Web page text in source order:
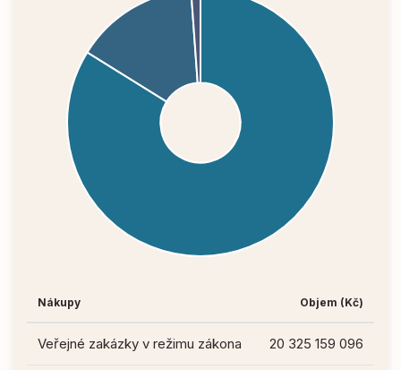
Nákupy Objem (Kč)
Veřejné zakázky v režimu zákona 20 325 159 096